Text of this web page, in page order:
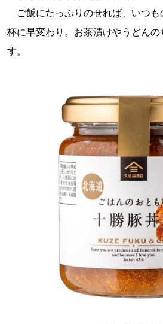
ご飯にたっぷりのせれば、いつも
杯に早変わり。お茶漬けやうどん
す。